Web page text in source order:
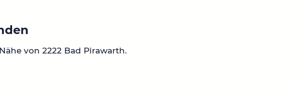
von 2222 Bad Pirawarth.